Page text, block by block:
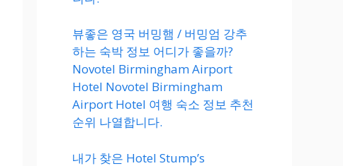
뷰좋은 영국 버밍햄 / 버밍엄 강추
하는 숙박 정보 어디가 좋을까?
Novotel Birmingham Airport
Hotel Novotel Birmingham
Airport Hotel 여행 숙소 정보 추천
순위 나열합니다.
내가 찾은 Hotel Stump’s